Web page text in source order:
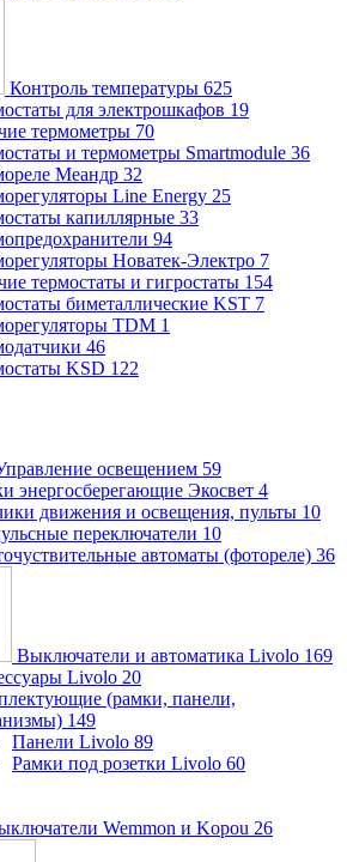
Контроль температуры 625
для электрошкафов 19
термометры 70
и термометры Smartmodule 36
Меандр 32
Line Energy 25
капиллярные 33
94
Новатек-Электро 7
термостаты и гигростаты 154
биметаллические KST 7
TDM 1
46
KSD 122
освещением 59
энергосберегающие Экосвет 4
движения и освещения, пульты 10
переключатели 10
автоматы (фотореле) 36
Выключатели и автоматика Livolo 169
Livolo 20
(рамки, панели,
149
Панели Livolo 89
Рамки под розетки Livolo 60
Wemmon и Kopou 26